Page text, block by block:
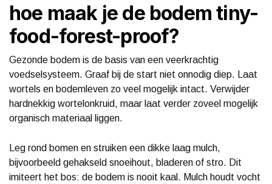
hoe maak je de bodem tiny-
food-forest-proof?
Gezonde bodem is de basis van een veerkrachtig
voedselsysteem. Graaf bij de start niet onnodig diep. Laat
wortels en bodemleven zo veel mogelijk intact. Verwijder
hardnekkig wortelonkruid, maar laat verder zoveel mogelijk
organisch materiaal liggen.
Leg rond bomen en struiken een dikke laag mulch,
bijvoorbeeld gehakseld snoeihout, bladeren of stro. Dit
imiteert het bos: de bodem is nooit kaal. Mulch houdt vocht